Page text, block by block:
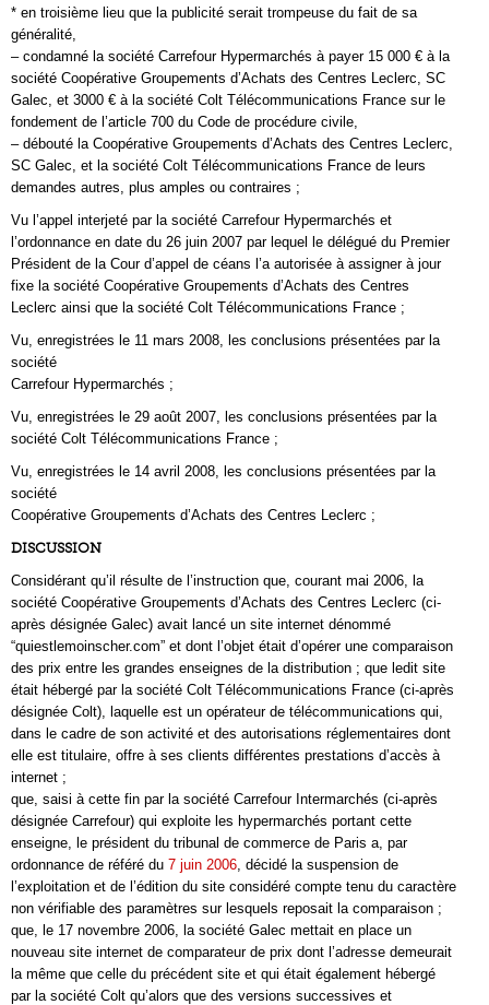
* en troisième lieu que la publicité serait trompeuse du fait de sa
généralité,
– condamné la société Carrefour Hypermarchés à payer 15 000 € à la
société Coopérative Groupements d’Achats des Centres Leclerc, SC
Galec, et 3000 € à la société Colt Télécommunications France sur le
fondement de l’article 700 du Code de procédure civile,
– débouté la Coopérative Groupements d’Achats des Centres Leclerc,
SC Galec, et la société Colt Télécommunications France de leurs
demandes autres, plus amples ou contraires ;
Vu l’appel interjeté par la société Carrefour Hypermarchés et
l’ordonnance en date du 26 juin 2007 par lequel le délégué du Premier
Président de la Cour d’appel de céans l’a autorisée à assigner à jour
fixe la société Coopérative Groupements d’Achats des Centres
Leclerc ainsi que la société Colt Télécommunications France ;
Vu, enregistrées le 11 mars 2008, les conclusions présentées par la
société
Carrefour Hypermarchés ;
Vu, enregistrées le 29 août 2007, les conclusions présentées par la
société Colt Télécommunications France ;
Vu, enregistrées le 14 avril 2008, les conclusions présentées par la
société
Coopérative Groupements d’Achats des Centres Leclerc ;
DISCUSSION
Considérant qu’il résulte de l’instruction que, courant mai 2006, la
société Coopérative Groupements d’Achats des Centres Leclerc (ci-
après désignée Galec) avait lancé un site internet dénommé
“quiestlemoinscher.com” et dont l’objet était d’opérer une comparaison
des prix entre les grandes enseignes de la distribution ; que ledit site
était hébergé par la société Colt Télécommunications France (ci-après
désignée Colt), laquelle est un opérateur de télécommunications qui,
dans le cadre de son activité et des autorisations réglementaires dont
elle est titulaire, offre à ses clients différentes prestations d’accès à
internet ;
que, saisi à cette fin par la société Carrefour Intermarchés (ci-après
désignée Carrefour) qui exploite les hypermarchés portant cette
enseigne, le président du tribunal de commerce de Paris a, par
ordonnance de référé du 7 juin 2006, décidé la suspension de
l’exploitation et de l’édition du site considéré compte tenu du caractère
non vérifiable des paramètres sur lesquels reposait la comparaison ;
que, le 17 novembre 2006, la société Galec mettait en place un
nouveau site internet de comparateur de prix dont l’adresse demeurait
la même que celle du précédent site et qui était également hébergé
par la société Colt qu’alors que des versions successives et